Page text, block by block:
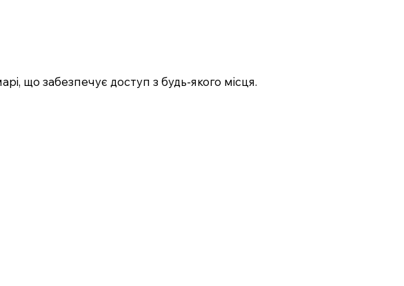
що забезпечує доступ з будь-якого місця.